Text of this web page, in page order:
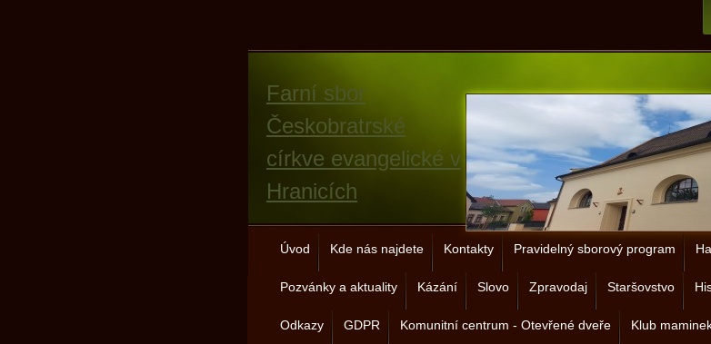
Farní sbor
Českobratrské
církve evangelické v
Hranicích
Úvod Kde nás najdete Kontakty Pravidelný sborový program
Pozvánky a aktuality Kázání Slovo Zpravodaj Staršovstvo
Odkazy GDPR Komunitní centrum - Otevřené dveře Klub